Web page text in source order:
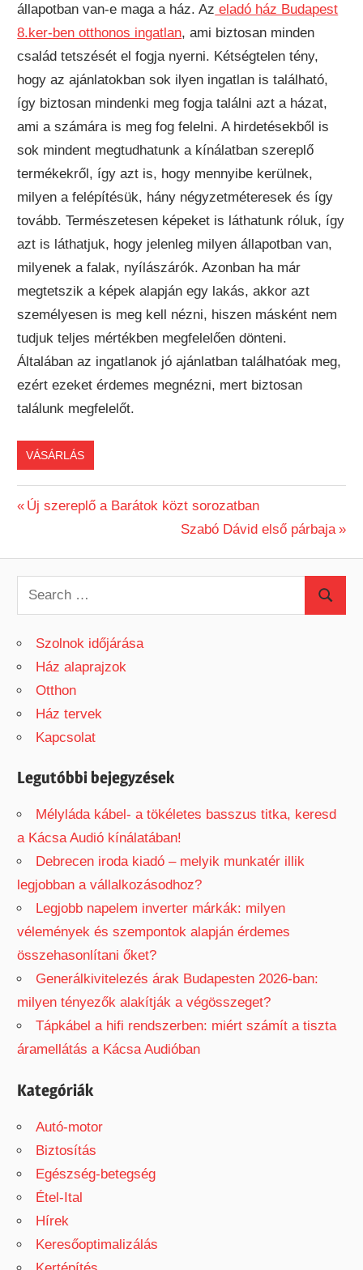
állapotban van-e maga a ház. Az eladó ház Budapest
8.ker-ben otthonos ingatlan, ami biztosan minden
család tetszését el fogja nyerni. Kétségtelen tény,
hogy az ajánlatokban sok ilyen ingatlan is található,
így biztosan mindenki meg fogja találni azt a házat,
ami a számára is meg fog felelni. A hirdetésekből is
sok mindent megtudhatunk a kínálatban szereplő
termékekről, így azt is, hogy mennyibe kerülnek,
milyen a felépítésük, hány négyzetméteresek és így
tovább. Természetesen képeket is láthatunk róluk, így
azt is láthatjuk, hogy jelenleg milyen állapotban van,
milyenek a falak, nyílászárók. Azonban ha már
megtetszik a képek alapján egy lakás, akkor azt
személyesen is meg kell nézni, hiszen másként nem
tudjuk teljes mértékben megfelelően dönteni.
Általában az ingatlanok jó ajánlatban találhatóak meg,
ezért ezeket érdemes megnézni, mert biztosan
találunk megfelelőt.
VÁSÁRLÁS
navigáció
Previous
Új szereplő a Barátok közt sorozatban
Next
Szabó Dávid első párbaja
e
r
Szolnok időjárása
Ház alaprajzok
Otthon
Ház tervek
Kapcsolat
Legutóbbi bejegyzések
Mélyláda kábel- a tökéletes basszus titka, keresd
a Kácsa Audió kínálatában!
Debrecen iroda kiadó – melyik munkatér illik
legjobban a vállalkozásodhoz?
Legjobb napelem inverter márkák: milyen
vélemények és szempontok alapján érdemes
összehasonlítani őket?
Generálkivitelezés árak Budapesten 2026-ban:
milyen tényezők alakítják a végösszeget?
Tápkábel a hifi rendszerben: miért számít a tiszta
áramellátás a Kácsa Audióban
Kategóriák
Autó-motor
Biztosítás
Egészség-betegség
Étel-Ital
Hírek
Keresőoptimalizálás